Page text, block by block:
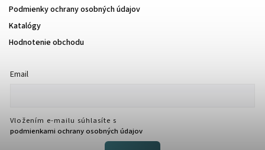
Podmienky ochrany osobných údajov
Katalógy
Hodnotenie obchodu
Email
Vložením e-mailu súhlasíte s
podmienkami ochrany osobných údajov